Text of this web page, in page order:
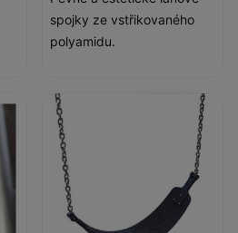
spojky ze vstřikovaného
polyamidu.